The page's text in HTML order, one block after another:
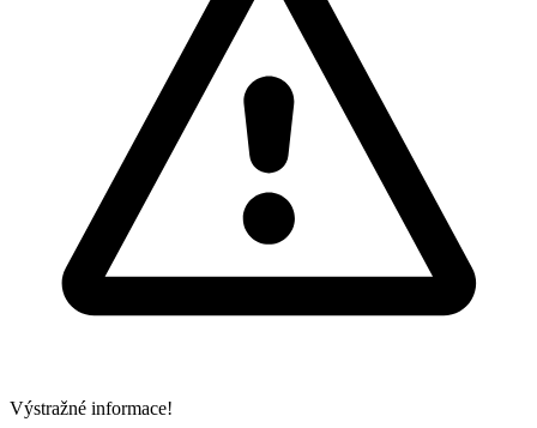
Výstražné informace!